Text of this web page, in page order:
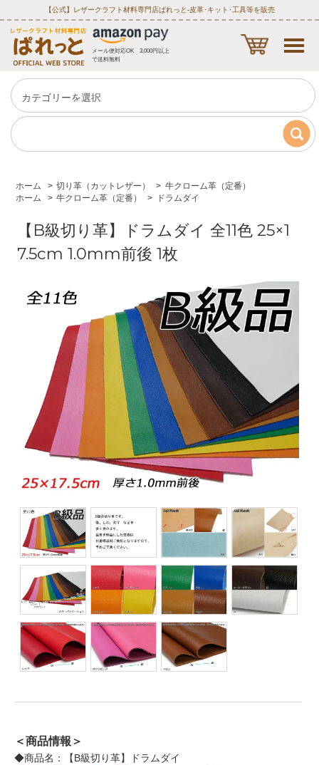
【公式】レザークラフト材料専門店ぱれっと‐皮革･キット･工具等を販売
メール便対応OK 3,000円以上
で送料無料
ホーム > 切り革（カットレザー） > 牛クローム革（定番）
ホーム
> 牛クローム革（定番） > ドラムダイ
【B級切り革】ドラムダイ 全11色 25×1
7.5cm 1.0mm前後 1枚
＜商品情報＞
◆商品名：【B級切り革】ドラムダイ